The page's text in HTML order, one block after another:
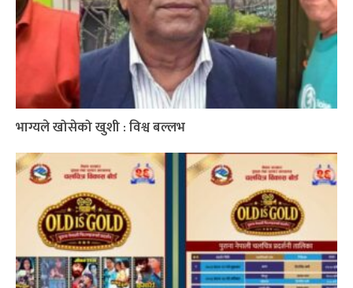
भाग्यले खोसेको खुशी : विश्व बल्लभ